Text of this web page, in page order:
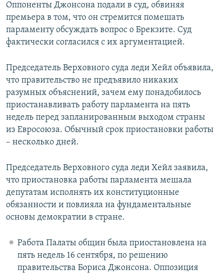
Оппоненты Джонсона подали в суд, обвиняя
премьера в том, что он стремится помешать
парламенту обсуждать вопрос о Брекзите. Суд
фактически согласился с их аргументацией.
Председатель Верховного суда леди Хейл объявила,
что правительство не предъявило никаких
разумных объяснений, зачем ему понадобилось
приостанавливать работу парламента на пять
недель перед запланированным выходом страны
из Евросоюза. Обычный срок приостановки работы
– несколько дней.
Председатель Верховного суда леди Хейл заявила,
что приостановка работы парламента мешала
депутатам исполнять их конституционные
обязанности и повлияла на фундаментальные
основы демократии в стране.
Работа Палаты общин была приостановлена на
пять недель 16 сентября, по решению
правительства Бориса Джонсона. Оппозиция